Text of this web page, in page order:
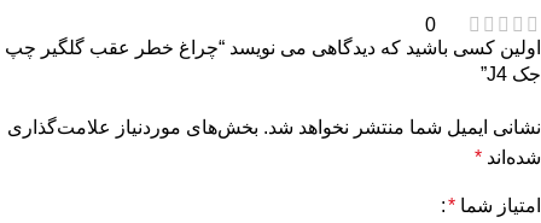
0
اولین کسی باشید که دیدگاهی می نویسد “چراغ خطر عقب گلگیر چپ
جک J4”
نشانی ایمیل شما منتشر نخواهد شد. بخش‌های موردنیاز علامت‌گذاری
شده‌اند *
امتیاز شما *